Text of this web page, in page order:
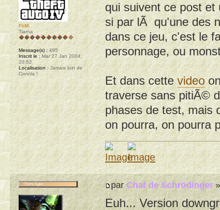
qui suivent ce post
si par lÃ qu'une des
dans ce jeu, c'est le
personnage, ou
Et dans cettevideo
traverse sans pitiÃ©
phases de test, mais
on pourra, on pourra
FiiM
Tiarna
Message(s) :495
Inscrit le :Mar 27 Jan 2004,
20:52
Localisation :Jamais loin de
Connla !
parChat de Schrödinger»
Euh... Version